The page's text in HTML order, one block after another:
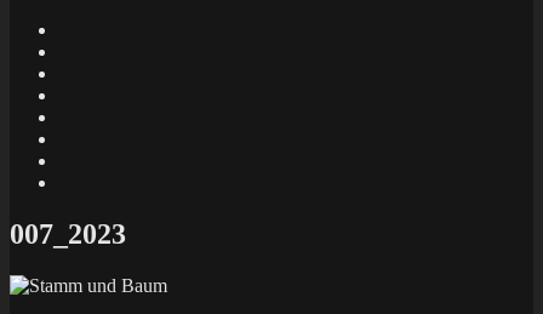
X
007_2023